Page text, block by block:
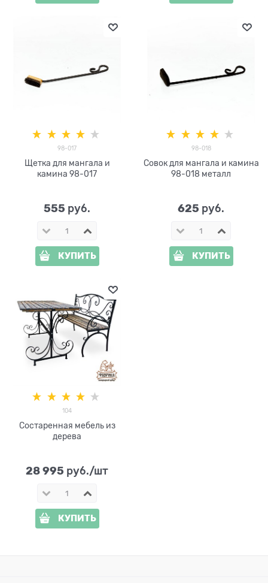
98-017
Щетка для мангала и
камина 98-017
555 руб.
КУПИТЬ
98-018
Совок для мангала и камина
98-018 металл
625 руб.
КУПИТЬ
104
Состаренная мебель из
дерева
28 995 руб./шт
КУПИТЬ